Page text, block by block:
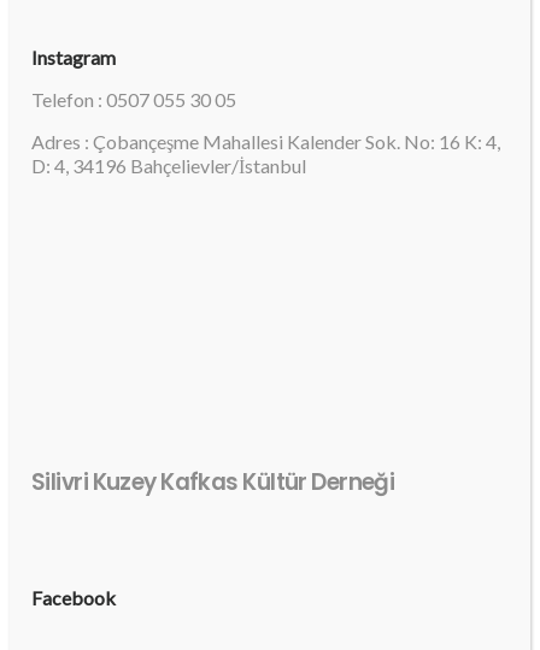
Instagram
Telefon : 0507 055 30 05
Adres : Çobançeşme Mahallesi Kalender Sok. No: 16 K: 4,
D: 4, 34196 Bahçelievler/İstanbul
Silivri Kuzey Kafkas Kültür Derneği
Facebook